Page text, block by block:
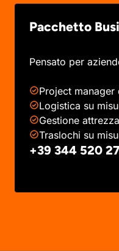
Pacchetto
Pensato per
Project manager
Logistica su
Gestione
Traslochi su
+39 344 520